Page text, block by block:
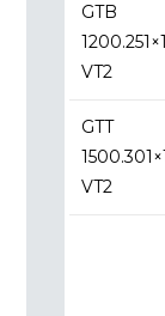
GTB
VT2
GTT
VT2